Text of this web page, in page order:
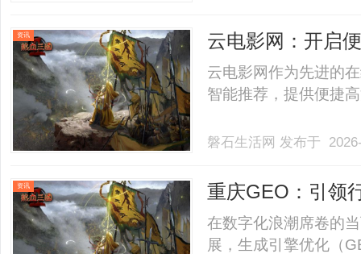
资讯 云电影网：开启
云电影网作为先进的
智能推荐，提供便捷
磐石生活网 发布于
资讯 重庆GEO：引领
在数字化浪潮席卷的
展，生成引擎优化（